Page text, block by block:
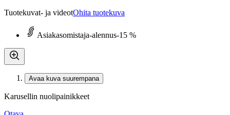
Tuotekuvat- ja videotOhita tuotekuva
Asiakasomistaja-alennus-15 %
Avaa kuva suurempana
Karusellin nuolipainikkeet